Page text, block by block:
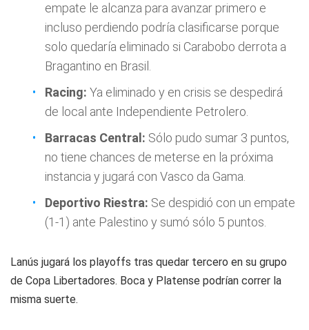
empate le alcanza para avanzar primero e
incluso perdiendo podría clasificarse porque
solo quedaría eliminado si Carabobo derrota a
Bragantino en Brasil.
Racing: Ya eliminado y en crisis se despedirá
de local ante Independiente Petrolero.
Barracas Central: Sólo pudo sumar 3 puntos,
no tiene chances de meterse en la próxima
instancia y jugará con Vasco da Gama.
Deportivo Riestra: Se despidió con un empate
(1-1) ante Palestino y sumó sólo 5 puntos.
Lanús jugará los playoffs tras quedar tercero en su grupo
de Copa Libertadores. Boca y Platense podrían correr la
misma suerte.